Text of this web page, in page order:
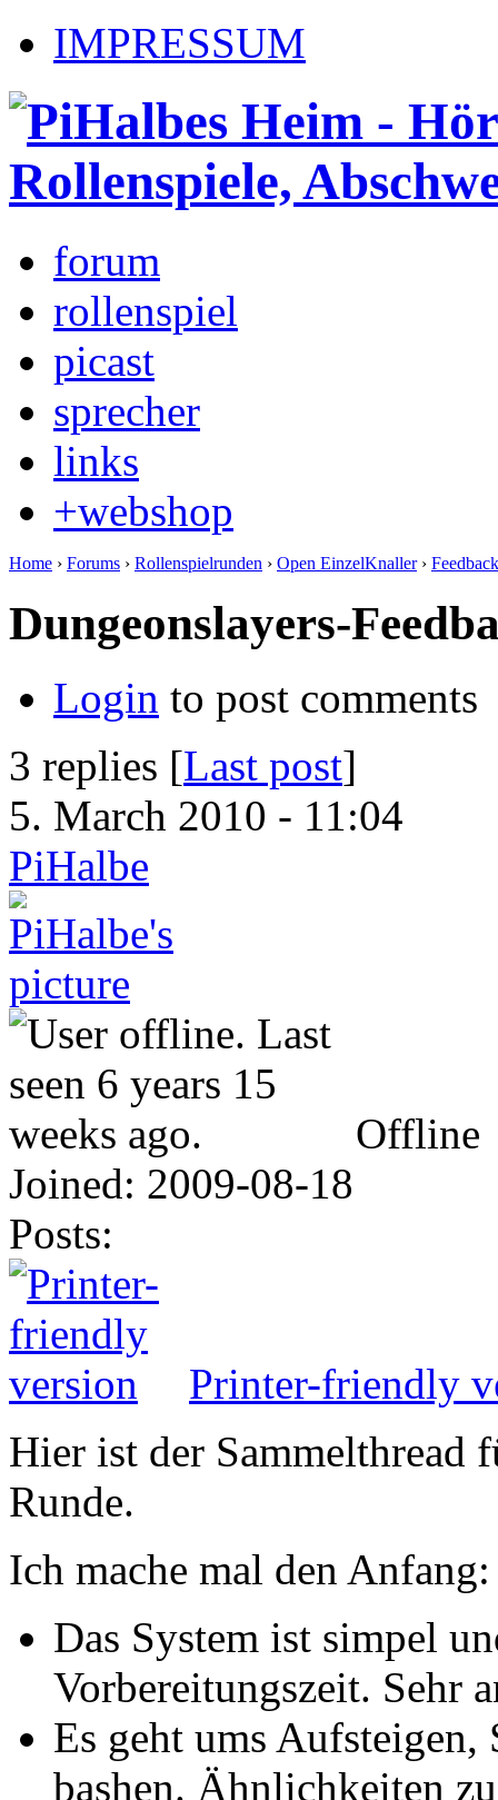
IMPRESSUM
forum
rollenspiel
picast
sprecher
links
+webshop
Home › Forums › Rollenspielrunden › Open EinzelKnaller› Feedback
Dungeonslayers-
Login to post comments
3 replies [Last post]
5. March 2010 - 11:04
PiHalbe
Offline
Joined: 2009-08-18
Posts:
Printer-friendly
Hier ist der Sammelthread
Runde.
Ich mache mal den Anfang:
Das System ist simpel
Vorbereitungszeit. Sehr
Es geht ums Aufsteigen,
bashen. Ähnlichkeiten